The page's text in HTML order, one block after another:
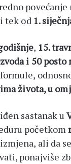
tek od 1.
, 15.
i 50
života, u
sastanak u
početkom
ali da
ponajviše